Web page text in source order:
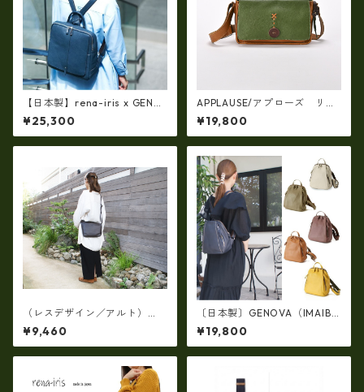
【日本製】rena-iris x GENO
VA（IMAIBAG）コラボ製品ラ
ンドセルデザイン・シュリン
クヌメ牛革・リュック（A4/si
¥25,300
APPLAUSE/アプローズ リー
フコンビ・レザーバッグ 日
本製 37-5010
¥19,800
（レスデザイン／アルト）
（日本製）牛革オイルシュリ
ンク サコッシュ ショルダ
ー AMSB-1329
¥9,460
〔日本製〕GENOVA（IMAIBA
G）牛革製・シュリンクヌメ
Ｗジッパー・コンパクトリュ
ック ir-2858
¥19,800